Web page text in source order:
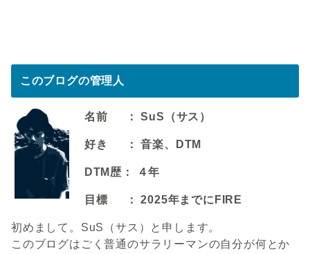
このブログの管理人
名前 ： SuS（サス）
好き ： 音楽、DTM
DTM歴： ４年
目標 ： 2025年までにFIRE
初めまして。SuS（サス）と申します。
このブログはごく普通のサラリーマンの自分が何とか